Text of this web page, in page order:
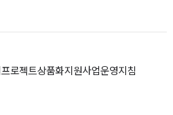
로젝트상품화지원사업운영지침